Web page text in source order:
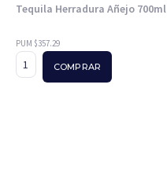
Tequila Herradura Añejo 700ml
PUM $357.29
COMPRAR